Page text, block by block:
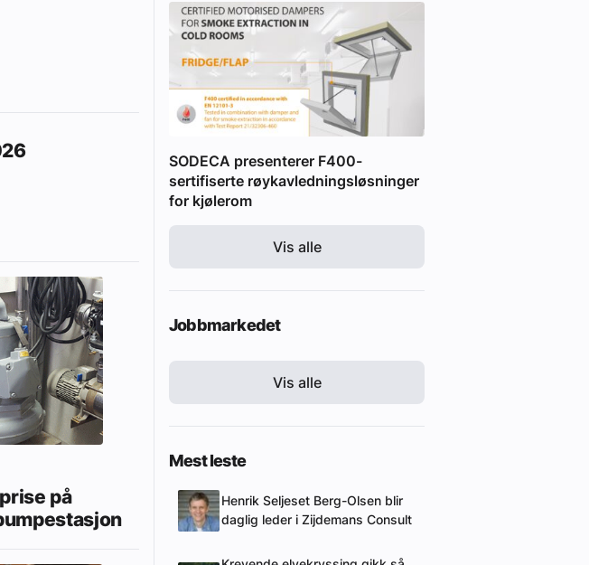
på
SODECA presenterer F400-
sertifiserte røykavledningsløsninger
for kjølerom
Vis alle
Jobbmarkedet
Vis alle
Mest leste
Henrik Seljeset Berg-Olsen blir
daglig leder i Zijdemans Consult